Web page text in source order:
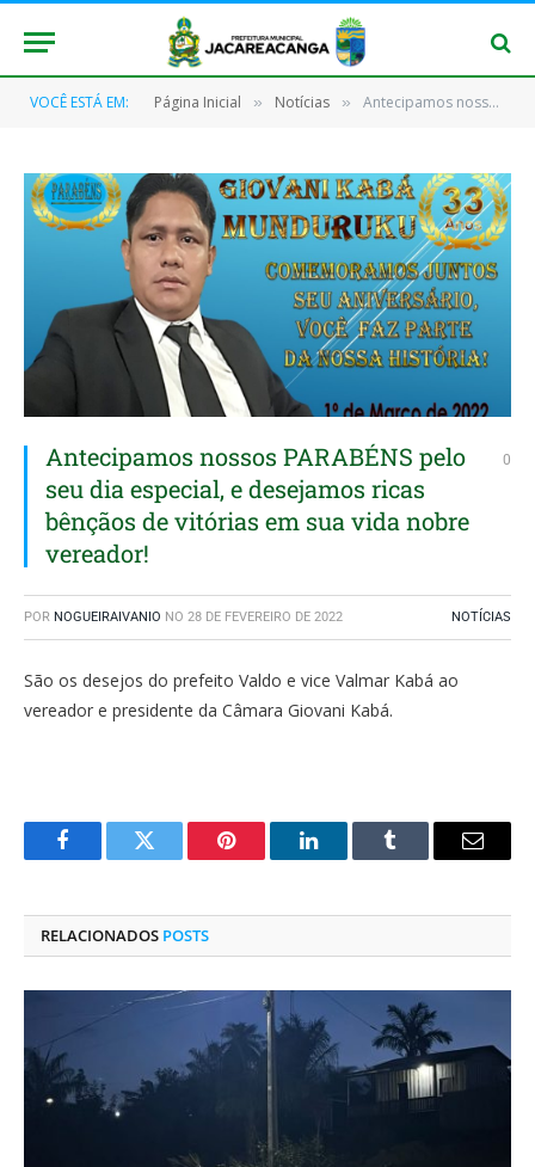
VOCÊ ESTÁ EM: Página Inicial » Notícias » Antecipamos nossos PARABÉNS pelo seu dia especial, e desejamos ricas bênçãos de vitórias em sua vida nobre vereador!
Antecipamos nossos PARABÉNS pelo
seu dia especial, e desejamos ricas
bênçãos de vitórias em sua vida nobre
vereador!
0
POR NOGUEIRAIVANIO NO 28 DE FEVEREIRO DE 2022 NOTÍCIAS
São os desejos do prefeito Valdo e vice Valmar Kabá ao
vereador e presidente da Câmara Giovani Kabá.
FacebookTwitter Pinterest O
Tumblr
E-
RELACIONADOS POSTS